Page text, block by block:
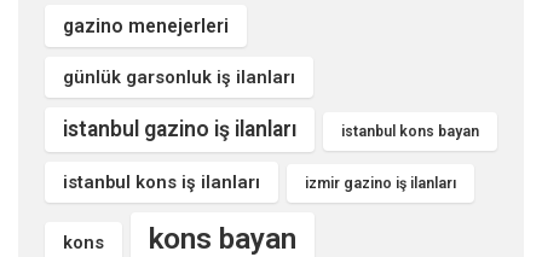
gazino menejerleri
günlük garsonluk iş ilanları
istanbul gazino iş ilanları istanbul kons bayan
istanbul kons iş ilanları izmir gazino iş ilanları
kons kons bayan